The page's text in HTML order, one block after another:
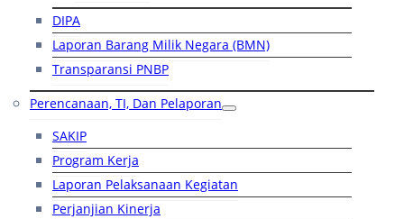
DIPA
Laporan Barang Milik Negara (BMN)
Transparansi PNBP
Perencanaan, TI, Dan Pelaporan
SAKIP
Program Kerja
Laporan Pelaksanaan Kegiatan
Perjanjian Kinerja